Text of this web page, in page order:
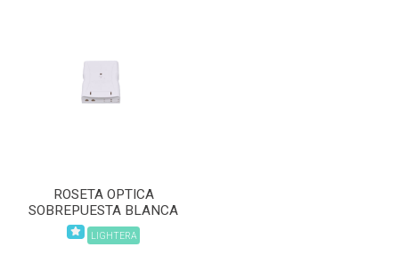
ROSETA OPTICA
SOBREPUESTA BLANCA
LIGHTERA